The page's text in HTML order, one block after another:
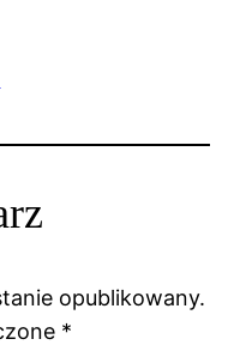
opublikowany.
*